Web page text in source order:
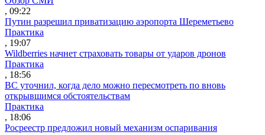
, 09:22
Путин разрешил приватизацию аэропорта Шереметьево
Практика
, 19:07
Wildberries начнет страховать товары от ударов дронов
Практика
, 18:56
ВС уточнил, когда дело можно пересмотреть по вновь
открывшимся обстоятельствам
Практика
, 18:06
Росреестр предложил новый механизм оспаривания